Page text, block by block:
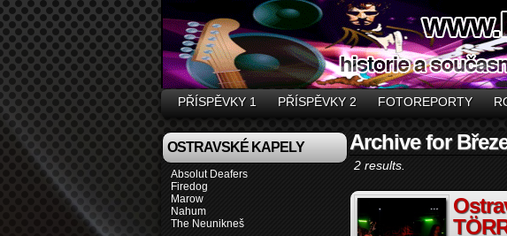
PŘÍSPĚVKY 1 PŘÍSPĚVKY 2 FOTOREPORTY
OSTRAVSKÉ KAPELY
Absolut Deafers
Firedog
Marow
Nahum
The Neunikneš
Archive for
2 results.